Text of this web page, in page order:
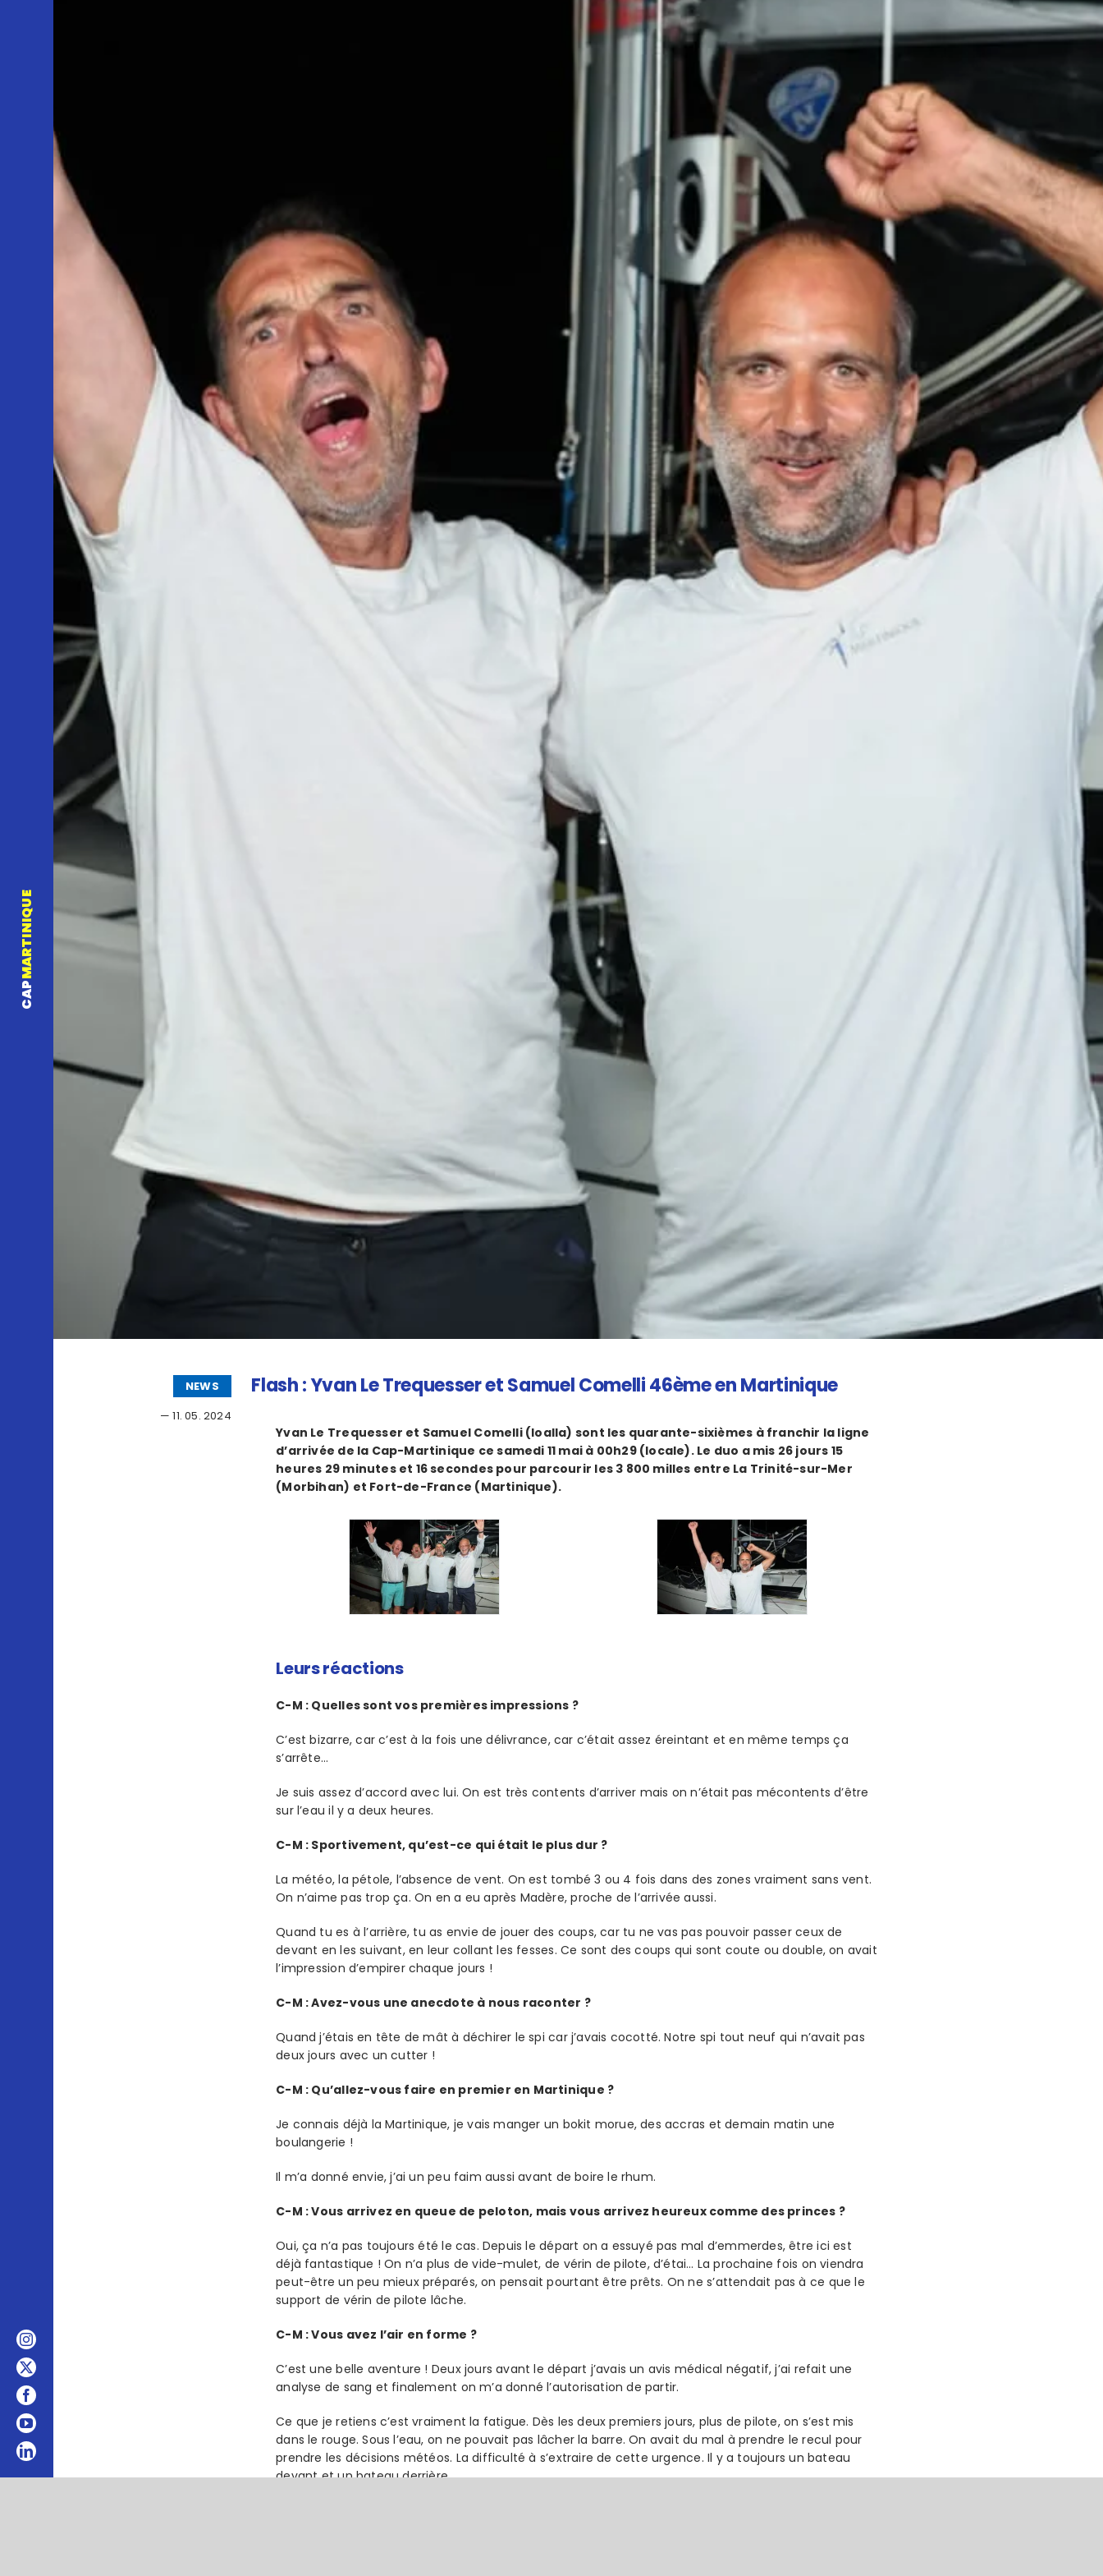
CAP
MARTINIQUE
NEWS
— 11. 05. 2024
Flash : Yvan Le Trequesser et Samuel Comelli 46ème en Martinique
Yvan Le Trequesser et Samuel Comelli (Ioalla) sont les quarante-sixièmes à franchir la ligne
d’arrivée de la Cap-Martinique ce samedi 11 mai à 00h29 (locale). Le duo a mis 26 jours 15
heures 29 minutes et 16 secondes pour parcourir les 3 800 milles entre La Trinité-sur-Mer
(Morbihan) et Fort-de-France (Martinique).
Leurs réactions
C-M : Quelles sont vos premières impressions ?
C’est bizarre, car c’est à la fois une délivrance, car c’était assez éreintant et en même temps ça
s’arrête…
Je suis assez d’accord avec lui. On est très contents d’arriver mais on n’était pas mécontents d’être
sur l’eau il y a deux heures.
C-M : Sportivement, qu’est-ce qui était le plus dur ?
La météo, la pétole, l’absence de vent. On est tombé 3 ou 4 fois dans des zones vraiment sans vent.
On n’aime pas trop ça. On en a eu après Madère, proche de l’arrivée aussi.
Quand tu es à l’arrière, tu as envie de jouer des coups, car tu ne vas pas pouvoir passer ceux de
devant en les suivant, en leur collant les fesses. Ce sont des coups qui sont coute ou double, on avait
l’impression d’empirer chaque jours !
C-M : Avez-vous une anecdote à nous raconter ?
Quand j’étais en tête de mât à déchirer le spi car j’avais cocotté. Notre spi tout neuf qui n’avait pas
deux jours avec un cutter !
C-M : Qu’allez-vous faire en premier en Martinique ?
Je connais déjà la Martinique, je vais manger un bokit morue, des accras et demain matin une
boulangerie !
Il m’a donné envie, j’ai un peu faim aussi avant de boire le rhum.
C-M : Vous arrivez en queue de peloton, mais vous arrivez heureux comme des princes ?
Oui, ça n’a pas toujours été le cas. Depuis le départ on a essuyé pas mal d’emmerdes, être ici est
déjà fantastique ! On n’a plus de vide-mulet, de vérin de pilote, d’étai… La prochaine fois on viendra
peut-être un peu mieux préparés, on pensait pourtant être prêts. On ne s’attendait pas à ce que le
support de vérin de pilote lâche.
C-M : Vous avez l’air en forme ?
C’est une belle aventure ! Deux jours avant le départ j’avais un avis médical négatif, j’ai refait une
analyse de sang et finalement on m’a donné l’autorisation de partir.
Ce que je retiens c’est vraiment la fatigue. Dès les deux premiers jours, plus de pilote, on s’est mis
dans le rouge. Sous l’eau, on ne pouvait pas lâcher la barre. On avait du mal à prendre le recul pour
prendre les décisions météos. La difficulté à s’extraire de cette urgence. Il y a toujours un bateau
devant et un bateau derrière.